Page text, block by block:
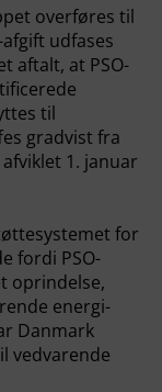
overføres til
udfases
aftalt, at PSO-
til
gradvist fra
1. januar
for
fordi PSO-
oprindelse,
energi-
Danmark
vedvarende